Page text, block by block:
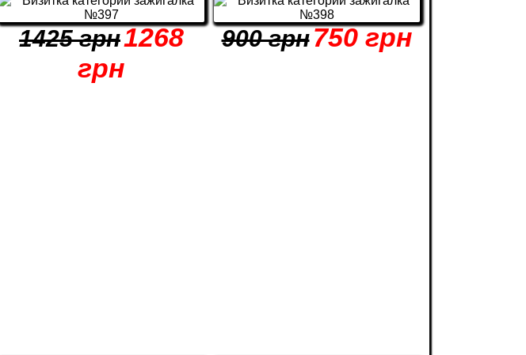
1425 грн1268
грн
900 грн750 грн